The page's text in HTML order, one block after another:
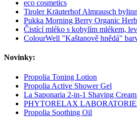
eco cosmetics
Tiroler Kräuterhof Almrausch
Pukka Morning Berry Organic
Čistící mléko s kobylím mlékem,
ColourWell "Kaštanově hnědá"
Novinky:
Propolia Toning Lotion
Propolia Active Shower Gel
La Saponaria 2-in-1 Shaving
PHYTORELAX
Propolia Soothing Oil